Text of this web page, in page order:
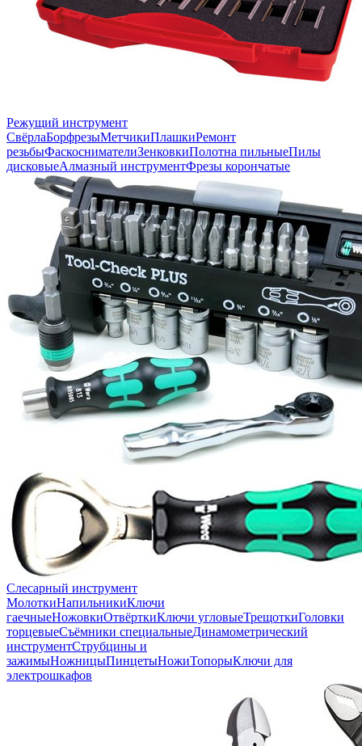
Режущий инструмент
СвёрлаБорфрезыМетчикиПлашкиРемонт
резьбыФаскоснимателиЗенковкиПолотна пильныеПилы
дисковыеАлмазный инструментФрезы корончатые
Слесарный инструмент
МолоткиНапильникиКлючи
гаечныеНожовкиОтвёрткиКлючи угловыеТрещоткиГоловки
торцевыеСъёмники специальныеДинамометрический
инструментСтрубцины и
зажимыНожницыПинцетыНожиТопорыКлючи для
электрошкафов